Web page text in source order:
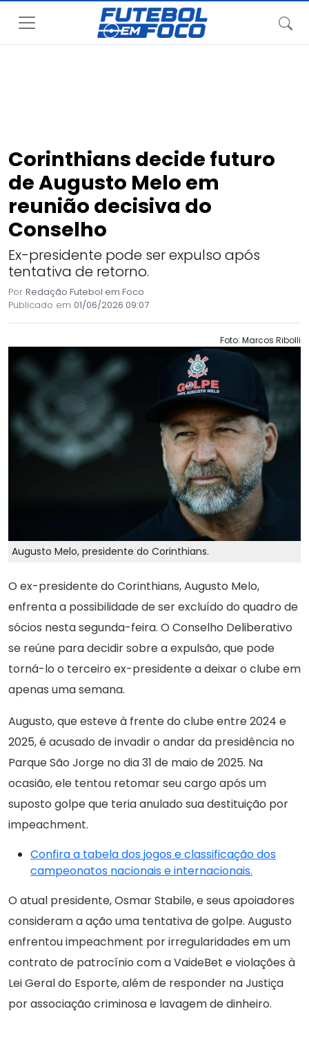
Corinthians decide futuro
de Augusto Melo em
reunião decisiva do
Conselho
Ex-presidente pode ser expulso após
tentativa de retorno.
Por Redação Futebol em Foco
Publicado em 01/06/2026 09:07
Foto: Marcos Ribolli
Augusto Melo, presidente do Corinthians.
O ex-presidente do Corinthians, Augusto Melo,
enfrenta a possibilidade de ser excluído do quadro de
sócios nesta segunda-feira. O Conselho Deliberativo
se reúne para decidir sobre a expulsão, que pode
torná-lo o terceiro ex-presidente a deixar o clube em
apenas uma semana.
Augusto, que esteve à frente do clube entre 2024 e
2025, é acusado de invadir o andar da presidência no
Parque São Jorge no dia 31 de maio de 2025. Na
ocasião, ele tentou retomar seu cargo após um
suposto golpe que teria anulado sua destituição por
impeachment.
Confira a tabela dos jogos e classificação dos
campeonatos nacionais e internacionais.
O atual presidente, Osmar Stabile, e seus apoiadores
consideram a ação uma tentativa de golpe. Augusto
enfrentou impeachment por irregularidades em um
contrato de patrocínio com a VaideBet e violações à
Lei Geral do Esporte, além de responder na Justiça
por associação criminosa e lavagem de dinheiro.